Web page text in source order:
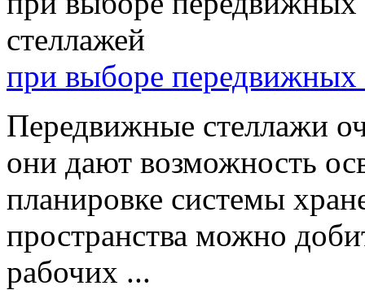
при выборе передвижных
Передвижные стеллажи
они дают возможность
планировке системы
пространства можно
рабочих ...